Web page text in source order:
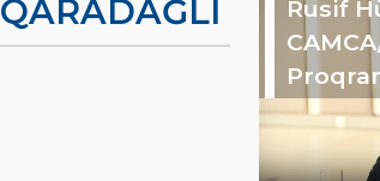
QARADAĞLI
Rusif